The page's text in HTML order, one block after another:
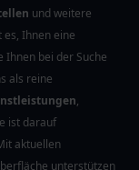
und weitere
Ihnen eine
Ihnen bei der Suche
als reine
,
ist darauf
aktuellen
unterstützen